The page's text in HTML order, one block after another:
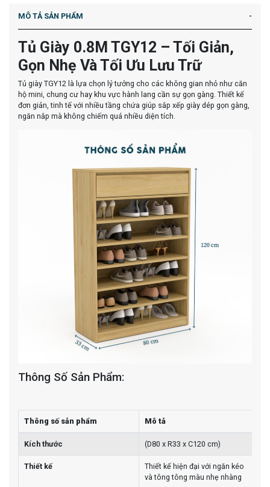
MÔ TẢ SẢN PHẨM
Tủ Giày 0.8M TGY12 – Tối Giản,
Gọn Nhẹ Và Tối Ưu Lưu Trữ
Tủ giày TGY12 là lựa chọn lý tưởng cho các không gian nhỏ như căn
hộ mini, chung cư hay khu vực hành lang cần sự gọn gàng. Thiết kế
đơn giản, tinh tế với nhiều tầng chứa giúp sắp xếp giày dép gọn gàng,
ngăn nắp mà không chiếm quá nhiều diện tích.
Thông Số Sản Phẩm:
Thông số sản phẩm Mô tả
Kích thước (D80 x R33 x C120 cm)
Thiết kế
Thiết kế hiện đại với ngăn kéo
và tông tông màu nhẹ nhàng